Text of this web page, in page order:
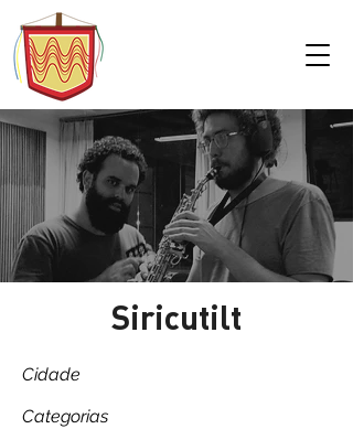
Siricutilt
Cidade
Categorias